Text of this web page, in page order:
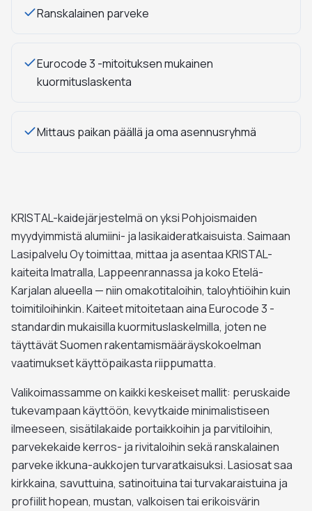
Ranskalainen parveke
Eurocode 3 -mitoituksen mukainen
kuormituslaskenta
Mittaus paikan päällä ja oma asennusryhmä
KRISTAL-kaidejärjestelmä on yksi Pohjoismaiden
myydyimmistä alumiini- ja lasikaideratkaisuista. Saimaan
Lasipalvelu Oy toimittaa, mittaa ja asentaa KRISTAL-
kaiteita Imatralla, Lappeenrannassa ja koko Etelä-
Karjalan alueella — niin omakotitaloihin, taloyhtiöihin kuin
toimitiloihinkin. Kaiteet mitoitetaan aina Eurocode 3 -
standardin mukaisilla kuormituslaskelmilla, joten ne
täyttävät Suomen rakentamismääräyskokoelman
vaatimukset käyttöpaikasta riippumatta.
Valikoimassamme on kaikki keskeiset mallit: peruskaide
tukevampaan käyttöön, kevytkaide minimalistiseen
ilmeeseen, sisätilakaide portaikkoihin ja parvitiloihin,
parvekekaide kerros- ja rivitaloihin sekä ranskalainen
parveke ikkuna-aukkojen turvaratkaisuksi. Lasiosat saa
kirkkaina, savuttuina, satinoituina tai turva­karaistuina ja
profiilit hopean, mustan, valkoisen tai erikoisvärin